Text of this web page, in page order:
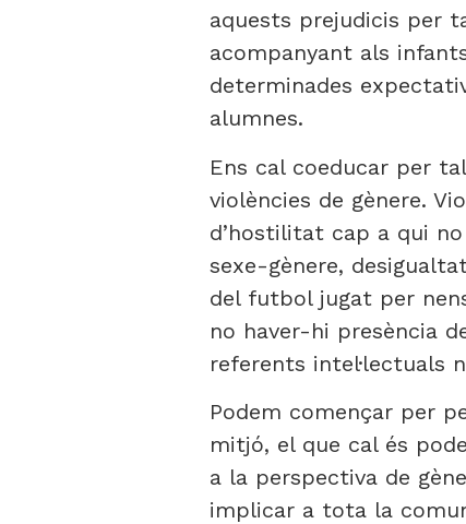
aquests prejudicis per
acompanyant als
determinades
alumnes.
Ens cal coeducar per
violències de gènere.
d’hostilitat cap a qui
sexe-gènere,
del futbol jugat per
no haver-hi presència
referents intel·lectuals
Podem començar per
mitjó, el que cal és
a la perspectiva de
implicar a tota la